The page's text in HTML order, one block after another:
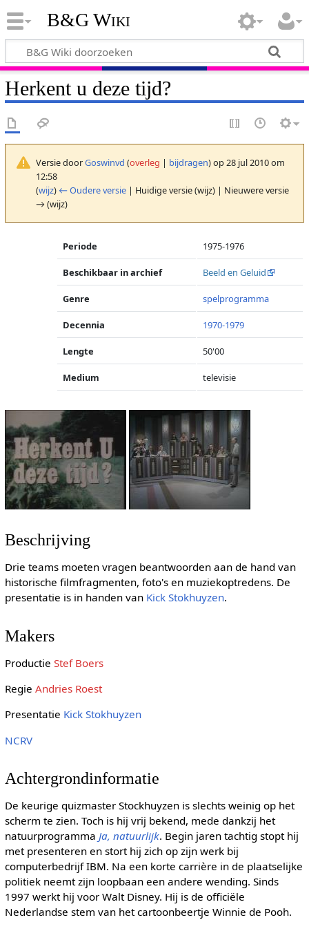
B&G Wiki
Herkent u deze tijd?
Versie doorGoswinvd (overleg | bijdragen)op 28 jul 2010 om
12:58
(wijz) ← Oudere versie| Huidige versie (wijz) | Nieuwere versie
→ (wijz)
Periode 1975-1976
Beschikbaar in archief Beeld en Geluid
Genre spelprogramma
Decennia 1970-1979
Lengte 50'00
Medium televisie
Beschrijving
Drie teams moeten vragen beantwoorden aan de hand van
historische filmfragmenten, foto's en muziekoptredens. De
presentatie is in handen van Kick Stokhuyzen.
Makers
Productie Stef Boers
Regie Andries Roest
Presentatie Kick Stokhuyzen
NCRV
Achtergrondinformatie
De keurige quizmaster Stockhuyzen is slechts weinig op het
scherm te zien. Toch is hij vrij bekend, mede dankzij het
natuurprogramma Ja, natuurlijk. Begin jaren tachtig stopt hij
met presenteren en stort hij zich op zijn werk bij
computerbedrijf IBM. Na een korte carrière in de plaatselijke
politiek neemt zijn loopbaan een andere wending. Sinds
1997 werkt hij voor Walt Disney. Hij is de officiële
Nederlandse stem van het cartoonbeertje Winnie de Pooh.